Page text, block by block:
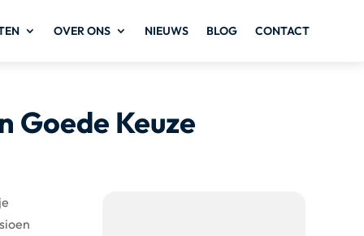
OVER ONS NIEUWS BLOG CONTACT
Goede Keuze